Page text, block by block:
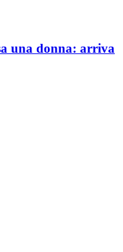
una donna: arriva